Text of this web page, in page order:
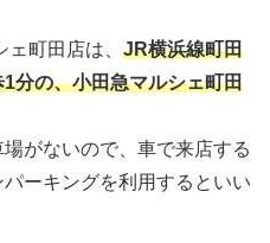
町田店は、 JR横浜線町田
分の、小田急マルシェ町田
がないので、車で来店する
ーキングを利用するといい